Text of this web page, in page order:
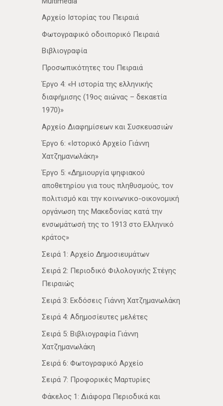
Αρχείο Ιστορίας του Πειραιά
Φωτογραφικό οδοιπορικό Πειραιά
Βιβλιογραφία
Προσωπικότητες του Πειραιά
Έργο 4: «Η ιστορία της ελληνικής
διαφήμισης (19ος αιώνας – δεκαετία
1970)»
Αρχείο Διαφημίσεων και Συσκευασιών
Έργο 6: «Ιστορικό Αρχείο Γιάννη
Χατζημανωλάκη»
Έργο 5: «Δημιουργία ψηφιακού
αποθετηρίου για τους πληθυσμούς, τον
πολιτισμό και την κοινωνικο-οικονομική
οργάνωση της Μακεδονίας κατά την
ενσωμάτωσή της το 1913 στο Ελληνικό
κράτος»
Σειρά 1: Αρχείο Δημοσιευμάτων
Σειρά 2: Περιοδικό Φιλολογικής Στέγης
Πειραιώς
Σειρά 3: Εκδόσεις Γιάννη Χατζημανωλάκη
Σειρά 4: Αδημοσίευτες μελέτες
Σειρά 5: Βιβλιογραφία Γιάννη
Χατζημανωλάκη
Σειρά 6: Φωτογραφικό Αρχείο
Σειρά 7: Προφορικές Μαρτυρίες
Φάκελος 1: Διάφορα Περιοδικά και